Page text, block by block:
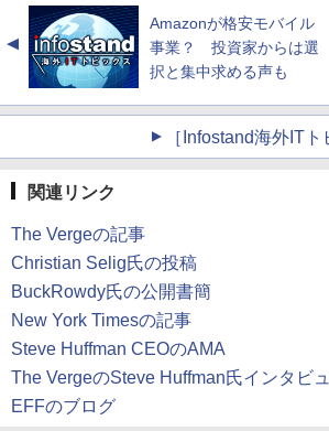
▲
Amazonが格安モバイル
事業？ 投資家からは選
択と集中求める声も
［Infostand海外IT
関連リンク
The Vergeの記事
Christian Selig氏の投稿
BuckRowdy氏の公開書簡
New York Timesの記事
Steve Huffman CEOのAMA
The VergeのSteve Huffman氏インタビ
EFFのブログ